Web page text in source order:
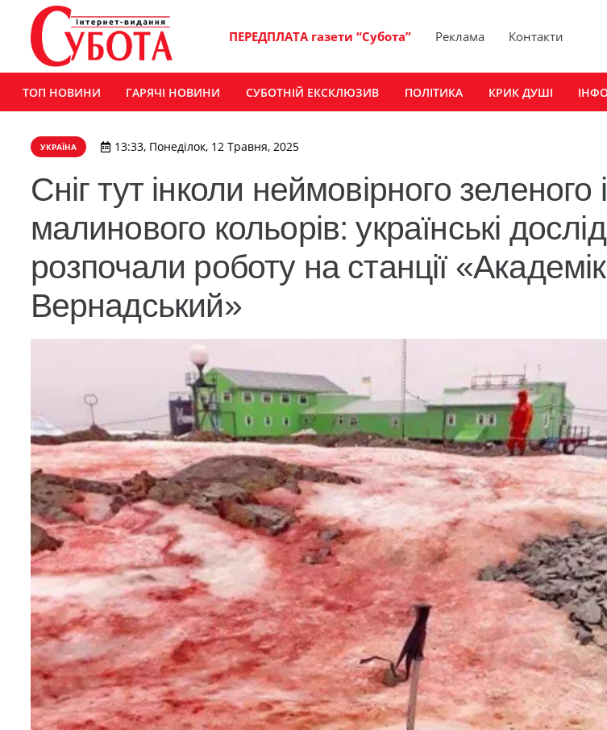
ПЕРЕДПЛАТА газети “Субота” Реклама Контакти
ТОП НОВИНИ ГАРЯЧІ НОВИНИ СУБОТНІЙ ЕКСКЛЮЗИВ ПОЛІТИКА КРИК ДУШІ
УКРАЇНА 13:33, Понеділок, 12 Травня, 2025
Сніг тут інколи неймовірного зеленого і
малинового кольорів: українські
розпочали роботу на станції «Академік
Вернадський»